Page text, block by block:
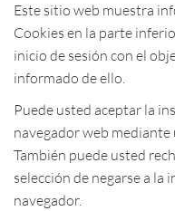
Este sitio web muestra
Cookies en la parte
inicio de sesión con el
informado de ello.
Puede usted aceptar la
navegador web
También puede usted
selección de negarse a la
navegador.